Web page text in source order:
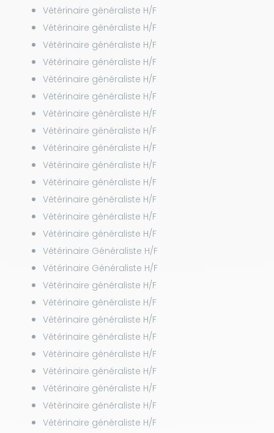
Vétérinaire généraliste H/F
Vétérinaire généraliste H/F
Vétérinaire généraliste H/F
Vétérinaire généraliste H/F
Vétérinaire généraliste H/F
Vétérinaire généraliste H/F
Vétérinaire généraliste H/F
Vétérinaire généraliste H/F
Vétérinaire généraliste H/F
Vétérinaire généraliste H/F
Vétérinaire généraliste H/F
Vétérinaire généraliste H/F
Vétérinaire généraliste H/F
Vétérinaire généraliste H/F
Vétérinaire Généraliste H/F
Vétérinaire Généraliste H/F
Vétérinaire généraliste H/F
Vétérinaire généraliste H/F
Vétérinaire généraliste H/F
Vétérinaire généraliste H/F
Vétérinaire généraliste H/F
Vétérinaire généraliste H/F
Vétérinaire généraliste H/F
Vétérinaire généraliste H/F
Vétérinaire généraliste H/F